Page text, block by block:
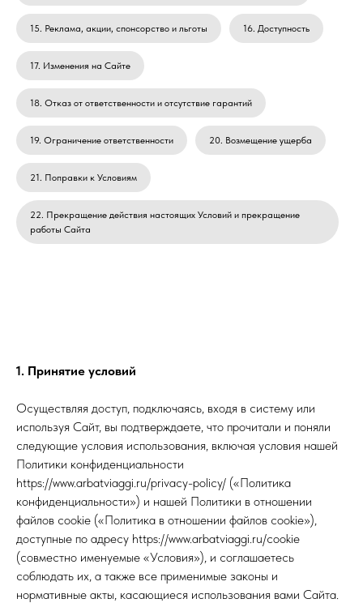
15. Реклама, акции, спонсорство и льготы 16. Доступность
17. Изменения на Сайте
18. Отказ от ответственности и отсутствие гарантий
19. Ограничение ответственности 20. Возмещение ущерба
21. Поправки к Условиям
22. Прекращение действия настоящих Условий и прекращение
работы Сайта
1. Принятие условий
Осуществляя доступ, подключаясь, входя в систему или
используя Сайт, вы подтверждаете, что прочитали и поняли
следующие условия использования, включая условия нашей
Политики конфиденциальности
https://www.arbatviaggi.ru/privacy-policy/ («Политика
конфиденциальности») и нашей Политики в отношении
файлов cookie («Политика в отношении файлов cookie»),
доступные по адресу https://www.arbatviaggi.ru/cookie
(совместно именуемые «Условия»), и соглашаетесь
соблюдать их, а также все применимые законы и
нормативные акты, касающиеся использования вами Сайта.